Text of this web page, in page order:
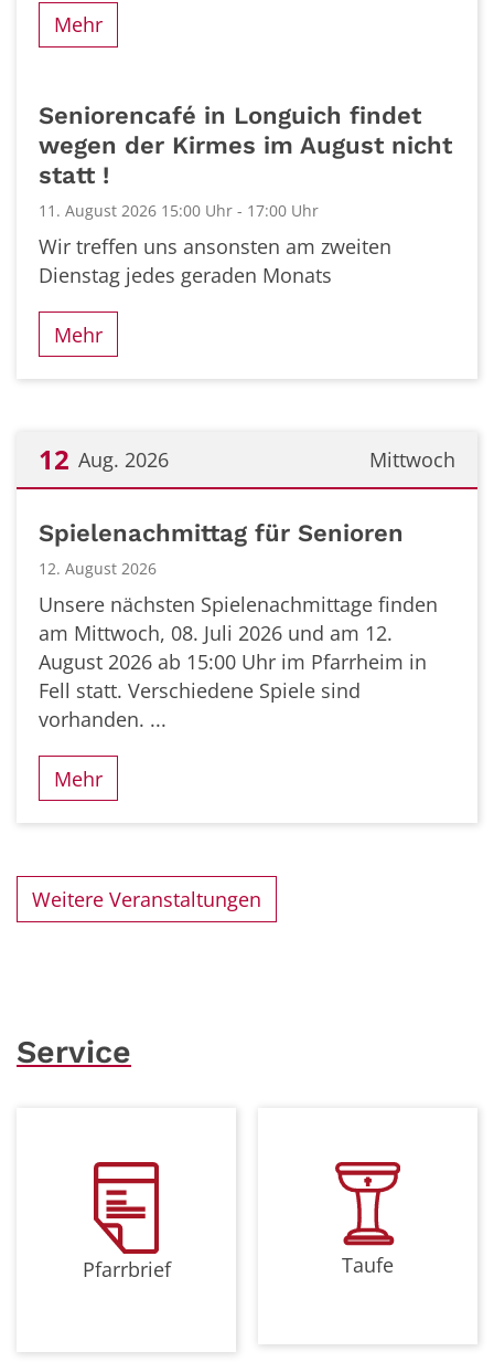
Mehr
Seniorencafé in Longuich findet
wegen der Kirmes im August nicht
statt !
11. August 2026 15:00 Uhr - 17:00 Uhr
Wir treffen uns ansonsten am zweiten
Dienstag jedes geraden Monats
Mehr
Mittwoch
12 Aug. 2026
Spielenachmittag für Senioren
12. August 2026
Unsere nächsten Spielenachmittage finden
am Mittwoch, 08. Juli 2026 und am 12.
August 2026 ab 15:00 Uhr im Pfarrheim in
Fell statt. Verschiedene Spiele sind
vorhanden. ...
Mehr
Weitere Veranstaltungen
Service
Pfarrbrief Taufe